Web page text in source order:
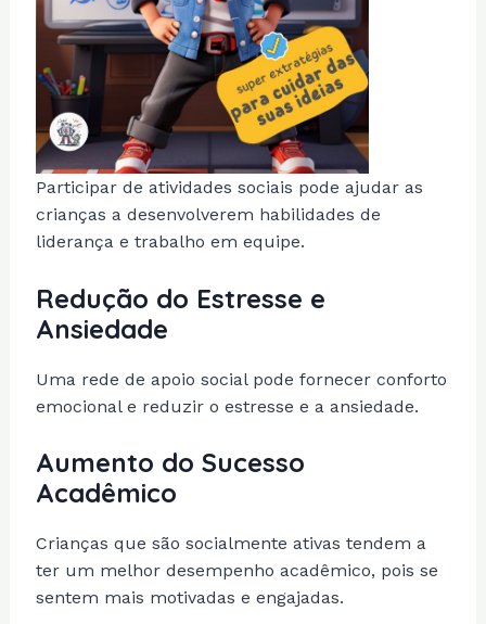
Participar de atividades sociais pode ajudar as
crianças a desenvolverem habilidades de
liderança e trabalho em equipe.
Redução do Estresse e
Ansiedade
Uma rede de apoio social pode fornecer conforto
emocional e reduzir o estresse e a ansiedade.
Aumento do Sucesso
Acadêmico
Crianças que são socialmente ativas tendem a
ter um melhor desempenho acadêmico, pois se
sentem mais motivadas e engajadas.